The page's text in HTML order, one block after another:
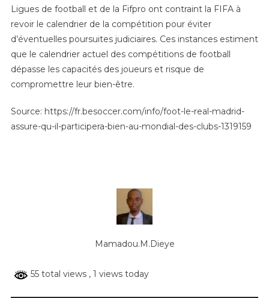
Ligues de football et de la Fifpro ont contraint la FIFA à
revoir le calendrier de la compétition pour éviter
d’éventuelles poursuites judiciaires. Ces instances estiment
que le calendrier actuel des compétitions de football
dépasse les capacités des joueurs et risque de
compromettre leur bien-être.
Source: https://fr.besoccer.com/info/foot-le-real-madrid-
assure-qu-il-participera-bien-au-mondial-des-clubs-1319159
Mamadou.M.Dieye
55 total views , 1 views today